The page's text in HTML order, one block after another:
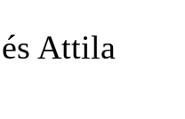
Attila